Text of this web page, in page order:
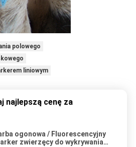
polowego
liniowym
najlepszą cenę za
ogonowa / Fluorescencyjny
zwierzęcy do wykrywania